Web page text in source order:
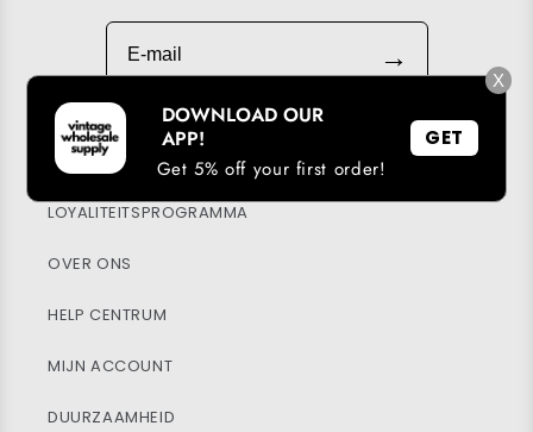
E-mail
→
DOWNLOAD ONZE APP
LOYALITEITSPROGRAMMA
OVER ONS
HELP CENTRUM
MIJN ACCOUNT
DUURZAAMHEID
X
DOWNLOAD OUR
APP!
Get 5% off your first order!
GET